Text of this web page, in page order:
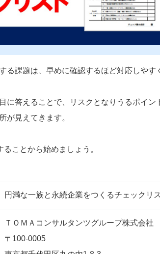
る課題は、早めに確認するほど対応しやす
に答えることで、リスクとなりうるポイン
が見えてきます。
ることから始めましょう。
円満な一族と永続企業をつくるチェックリ
ＴＯＭＡコンサルタンツグループ株式会社
〒100-0005